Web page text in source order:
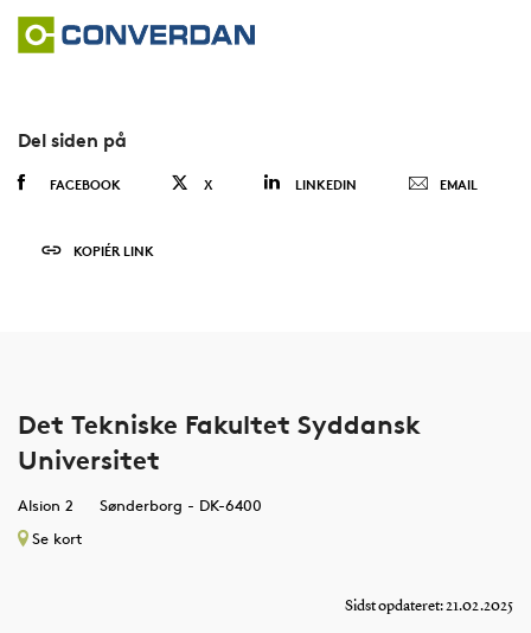
Del siden på
FACEBOOK X LINKEDIN EMAIL
KOPIÉR LINK
Det Tekniske Fakultet Syddansk
Universitet
Alsion 2
Sønderborg - DK-6400
Se kort
Sidst opdateret: 21.02.2025